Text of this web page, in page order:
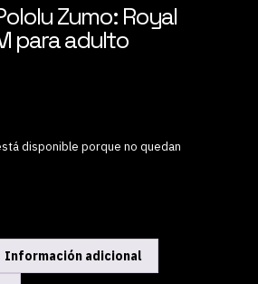
Zumo: Royal
para adulto
disponible porque no quedan
Información adicional